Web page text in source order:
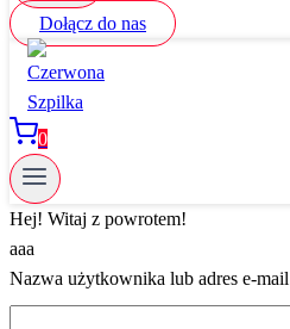
Dołącz do nas
0
Hej! Witaj z powrotem!
aaa
Nazwa użytkownika lub adres e-mail